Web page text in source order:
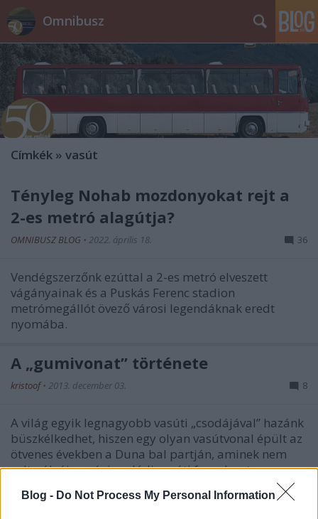
Blog - Do Not Process My Personal Information
Omnibusz
Címkék » vasút
Tényleg Nohab mozdonyokat rejt a
2-es metró alagútja?
OMNIBUSZ BLOG • 2022. április 18. 36
Vendégszerzőnk ezúttal a 2-es metró elveszett
vágányainak és a Puskás Ferenc stadion
metrómegállót övező városi legendáknak eredt
nyomába.
A „gumivonat” története
kristoof• 2013. december 03. 8
A világ egyik legnagyobb vasúti „csodájával” hazánk
büszkélkedhet, hiszen egy olyan vasútvonal épült az
ötvenes években a Duna bal partján, aminek nem
volt pályája, mégis valódi vasúti forgalmat
egyébként több köze volt a…